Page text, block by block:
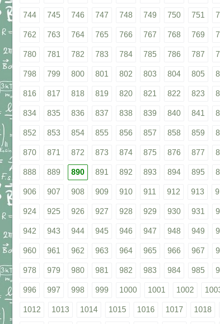
744 745 746 747 748 749 750 751
762 763 764 765 766 767 768 769
780 781 782 783 784 785 786 787
798 799 800 801 802 803 804 805
816 817 818 819 820 821 822 823
834 835 836 837 838 839 840 841
852 853 854 855 856 857 858 859
870 871 872 873 874 875 876 877
888 889 890 891 892 893 894 895
906 907 908 909 910 911 912 913
924 925 926 927 928 929 930 931
942 943 944 945 946 947 948 949
960 961 962 963 964 965 966 967
978 979 980 981 982 983 984 985
996 997 998 999 1000 1001 1002
1012 1013 1014 1015 1016 1017 1018